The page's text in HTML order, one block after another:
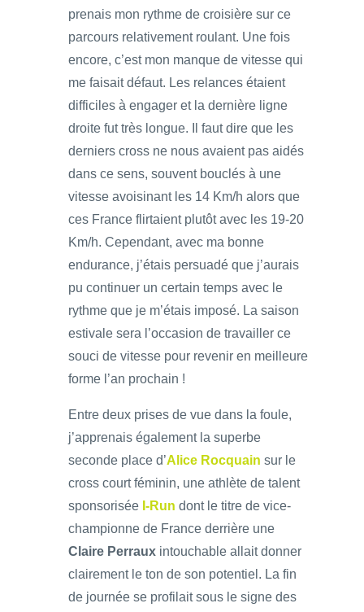
prenais mon rythme de croisière sur ce
parcours relativement roulant. Une fois
encore, c’est mon manque de vitesse qui
me faisait défaut. Les relances étaient
difficiles à engager et la dernière ligne
droite fut très longue. Il faut dire que les
derniers cross ne nous avaient pas aidés
dans ce sens, souvent bouclés à une
vitesse avoisinant les 14 Km/h alors que
ces France flirtaient plutôt avec les 19-20
Km/h. Cependant, avec ma bonne
endurance, j’étais persuadé que j’aurais
pu continuer un certain temps avec le
rythme que je m’étais imposé. La saison
estivale sera l’occasion de travailler ce
souci de vitesse pour revenir en meilleure
forme l’an prochain !
Entre deux prises de vue dans la foule,
j’apprenais également la superbe
seconde place d’Alice Rocquain sur le
cross court féminin, une athlète de talent
sponsorisée I-Run dont le titre de vice-
championne de France derrière une
Claire Perraux intouchable allait donner
clairement le ton de son potentiel. La fin
de journée se profilait sous le signe des